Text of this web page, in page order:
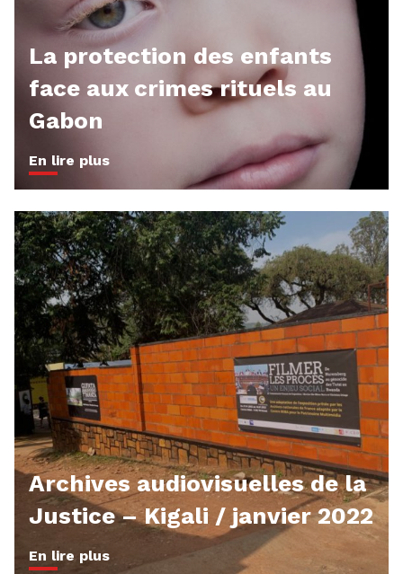
La protection des enfants
face aux crimes rituels au
Gabon
En lire plus
Archives audiovisuelles de la
Justice – Kigali / janvier 2022
En lire plus